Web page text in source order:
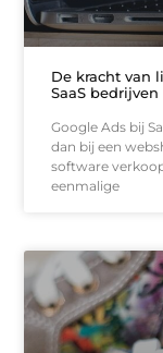
De kracht van
SaaS bedrijven
Google Ads bij
dan bij een
software
eenmalige